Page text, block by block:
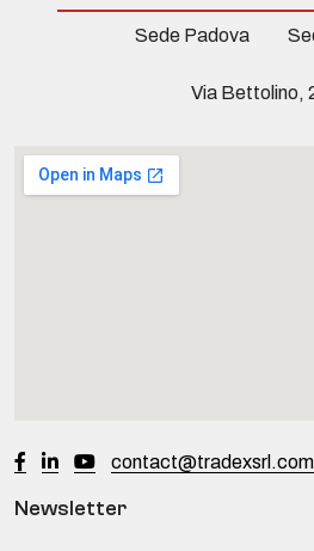
Sede Padova
Via Bettolino,
contact@tradexsrl.com
Newsletter